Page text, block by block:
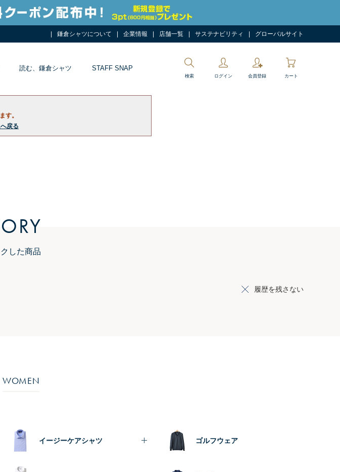
鎌倉シャツについて 企業情報 店舗一覧 サステナビリティ グローバルサイト
読む、鎌倉シャツ STAFF SNAP
検索 ログイン 会員登録 カート
す。
戻る
した商品
履歴を残さない
WOMEN
イージーケアシャツ ゴルフウェア